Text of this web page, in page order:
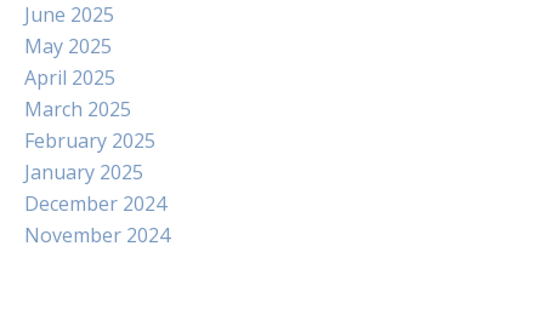
June 2025
May 2025
April 2025
March 2025
February 2025
January 2025
December 2024
November 2024